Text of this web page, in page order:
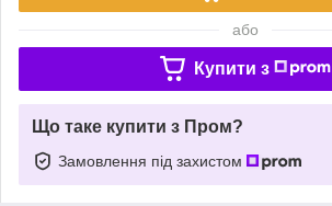
або
Купити з
Що таке купити з Пром?
Замовлення під захистом